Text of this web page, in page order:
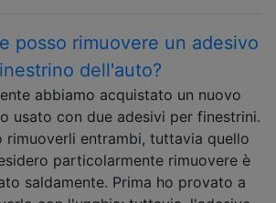
posso rimuovere un adesivo
dell'auto?
abbiamo acquistato un nuovo
usato con due adesivi per finestrini.
rimuoverli entrambi, tuttavia quello
particolarmente rimuovere è
saldamente. Prima ho provato a